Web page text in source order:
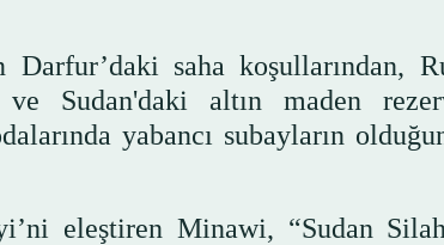
saha koşullarından,
Sudan'daki altın maden
yabancı subayların
eleştiren Minawi, “Sudan